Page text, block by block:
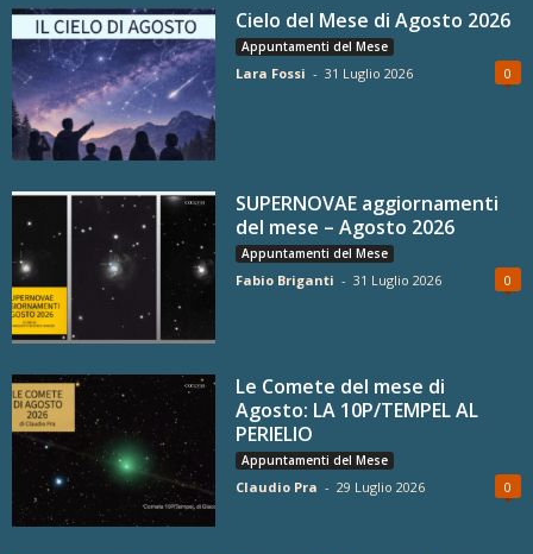
Cielo del Mese di Agosto 2026
Appuntamenti del Mese
Lara Fossi - 31 Luglio 2026 0
SUPERNOVAE aggiornamenti
del mese – Agosto 2026
Appuntamenti del Mese
Fabio Briganti - 31 Luglio 2026 0
Le Comete del mese di
Agosto: LA 10P/TEMPEL AL
PERIELIO
Appuntamenti del Mese
Claudio Pra - 29 Luglio 2026 0